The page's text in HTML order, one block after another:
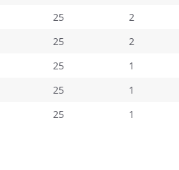
25 2
25 2
25 1
25 1
25 1